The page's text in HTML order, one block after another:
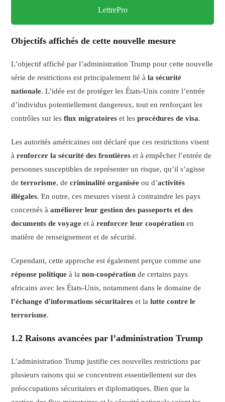
LettrePro
Objectifs affichés de cette nouvelle mesure
L’objectif affiché par l’administration Trump pour cette nouvelle
série de restrictions est principalement lié àla sécurité
nationale. L’idée est de protéger les États-Unis contre l’entrée
d’individus potentiellement dangereux, tout en renforçant les
contrôles sur lesflux migratoires et lesprocédures de visa.
Les autorités américaines ont déclaré que ces restrictions visent
àrenforcer la sécurité des frontières et à empêcher l’entrée de
personnes susceptibles de représenter un risque, qu’il s’agisse
deterrorisme, decriminalité organisée ou d’activités
illégales. En outre, ces mesures visent à contraindre les pays
concernés àaméliorer leur gestion des passeports et des
documents de voyage et àrenforcer leur coopération en
matière de renseignement et de sécurité.
Cependant, cette approche est également perçue comme une
réponse politique à lanon-coopération de certains pays
africains avec les États-Unis, notamment dans le domaine de
l’échange d’informations sécuritaires et lalutte contre le
terrorisme.
1.2 Raisons avancées par l’administration Trump
L’administration Trump justifie ces nouvelles restrictions par
plusieurs raisons qui se concentrent essentiellement sur des
préoccupations sécuritaires et diplomatiques. Bien que la